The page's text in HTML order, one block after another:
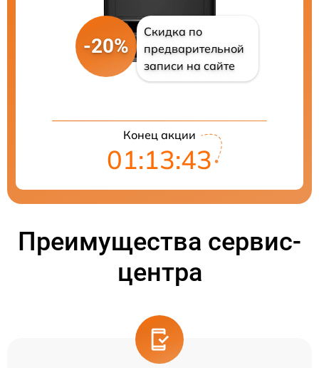
-20%
Скидка по
предварительной
записи на сайте
Конец акции
01:13:43
Преимущества сервис-
центра